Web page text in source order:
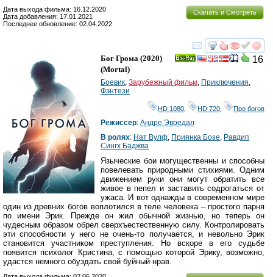
Скачать и Смотреть
Дата выхода фильма: 16.12.2020
Дата добавления: 17.01.2021
Последнее обновление: 02.04.2022
смотреть
16
Бог Грома (2020)
(Mortal)
Боевик, Зарубежный фильм, Приключения,
Фэнтези
HD 1080 HD 720 Про богов
Режиссер: Андре Эвредал
В ролях: Нат Вулф, Приянка Бозе, Равдип
Сингх Баджва
Языческие бои могущественны и способны
повелевать природными стихиями. Одним
движением руки они могут обратить все
живое в пепел и заставить содрогаться от
ужаса. И вот однажды в современном мире
один из древних богов воплотился в теле человека – простого парня
по имени Эрик. Прежде он жил обычной жизнью, но теперь он
чудесным образом обрел сверхъестественную силу. Контролировать
эти способности у него не очень-то получается, и невольно Эрик
становится участником преступления. Но вскоре в его судьбе
появится психолог Кристина, с помощью которой Эрику, возможно,
удастся немного обуздать свой буйный нрав.